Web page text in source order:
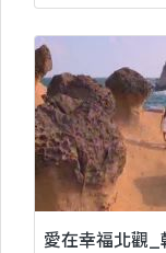
愛在幸福北觀_